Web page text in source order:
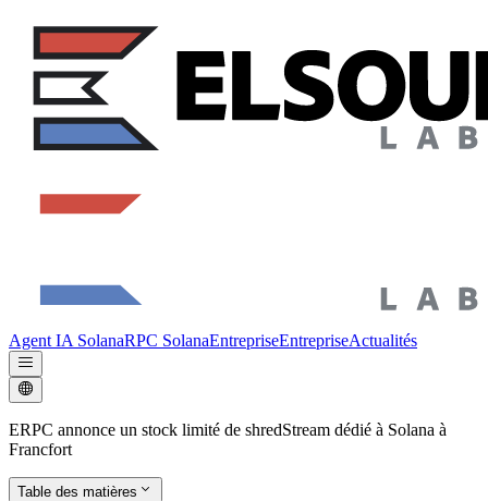
Agent IA SolanaRPC SolanaEntrepriseEntrepriseActualités
ERPC annonce un stock limité de shredStream dédié à Solana à
Francfort
Table des matières